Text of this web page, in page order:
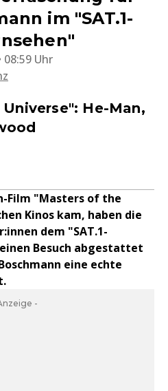
im "SAT.1-
08:59 Uhr
He-Man,
Film "Masters of the
Kinos kam, haben die
dem "SAT.1-
Besuch abgestattet
eine echte
-